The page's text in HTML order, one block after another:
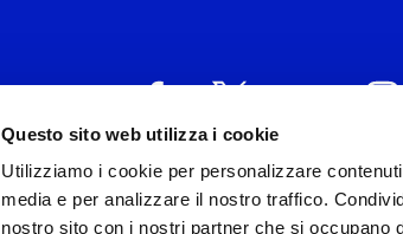
Questo sito web utilizza i cookie
Utilizziamo i cookie per personalizzare
media e per analizzare il nostro traffico.
nostro sito con i nostri partner che si occupano
UNIVERSAL MUSIC ITALIA s.r.l.
P.IVA IT03802730154 Iscritta al